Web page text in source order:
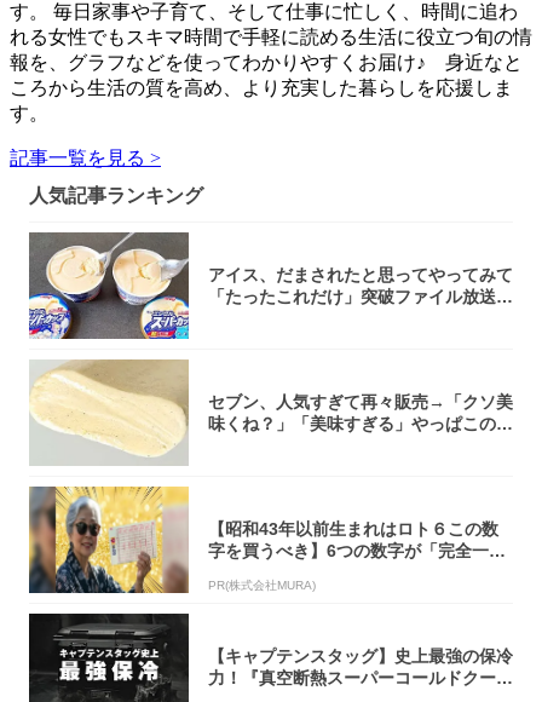
す。 毎日家事や子育て、そして仕事に忙しく、時間に追わ
れる女性でもスキマ時間で手軽に読める生活に役立つ旬の情
報を、グラフなどを使ってわかりやすくお届け♪ 身近なと
ころから生活の質を高め、より充実した暮らしを応援しま
す。
記事一覧を見る >
人気記事ランキング
アイス、だまされたと思ってやってみて
「たったこれだけ」突破ファイル放送で
セブン、人気すぎて再々販売→「クソ美
味くね？」「美味すぎる」やっぱこのク
【昭和43年以前生まれはロト６この数
字を買うべき】6つの数字が「完全一
PR(株式会社MURA)
【キャプテンスタッグ】史上最強の保冷
力！『真空断熱スーパーコールドクーラ